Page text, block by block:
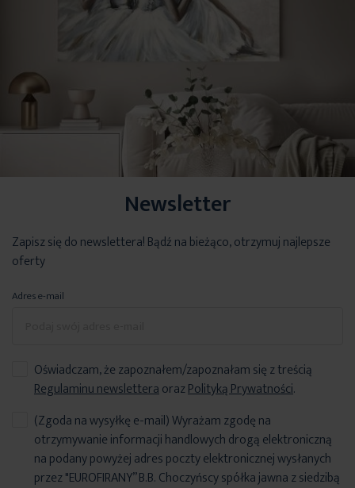
Newsletter
Zapisz się do newslettera! Bądź na bieżąco, otrzymuj najlepsze
oferty
Adres e-mail
Oświadczam, że zapoznałem/zapoznałam się z treścią
Regulaminu newsletteraorazPolityką Prywatności.
(Zgoda na wysyłkę e-mail) Wyrażam zgodę na
otrzymywanie informacji handlowych drogą elektroniczną
na podany powyżej adres poczty elektronicznej wysłanych
przez "EUROFIRANY” B.B. Choczyńscy spółka jawna z siedzibą